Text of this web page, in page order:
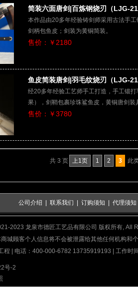
简装六面唐剑|百炼钢烧刃（LJG-
本作品由20多年经验铸剑师采用古法手
剑柄包鱼皮；剑装为黄铜简装。
售价：￥2180
鱼皮简装唐剑|羽毛纹烧刃（LJG-
经20多年经验工艺师手工打造，手工锻
果），剑鞘包裹珍珠鲨鱼皮，黄铜唐剑
售价：￥3780
共 3 页 上1页 1 2 3 此
公司介绍 联系我们 订购须知 代理须知
2023 龙泉市德匠工艺品有限公司 版权所有, All
城顾客个人信息将不会被泄露给其他任何机构和
程 | 电话：400-000-6782 13735919193 | 工作时
号-2